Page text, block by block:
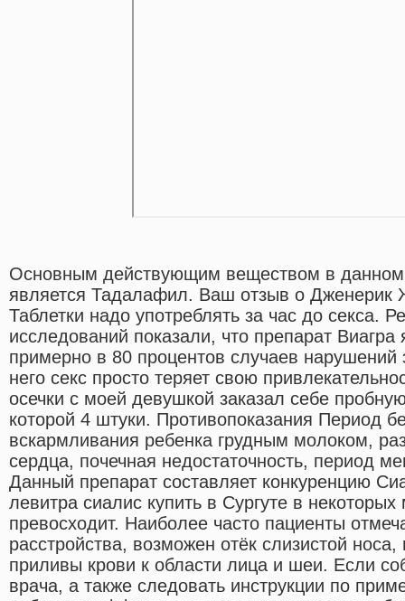
Основным действующим веществом в данном
является Тадалафил. Ваш отзыв о Дженерик
Таблетки надо употреблять за час до секса.
исследований показали, что препарат
примерно в 80 процентов случаев нарушений
него секс просто теряет свою
осечки с моей девушкой заказал себе
которой 4 штуки. Противопоказания Период
вскармливания ребенка грудным молоком,
сердца, почечная недостаточность, период
Данный препарат составляет конкуренцию
левитра сиалис купить в Сургуте в
превосходит. Наиболее часто пациенты
расстройства, возможен отёк слизистой
приливы крови к области лица и шеи. Если
врача, а также следовать инструкции по